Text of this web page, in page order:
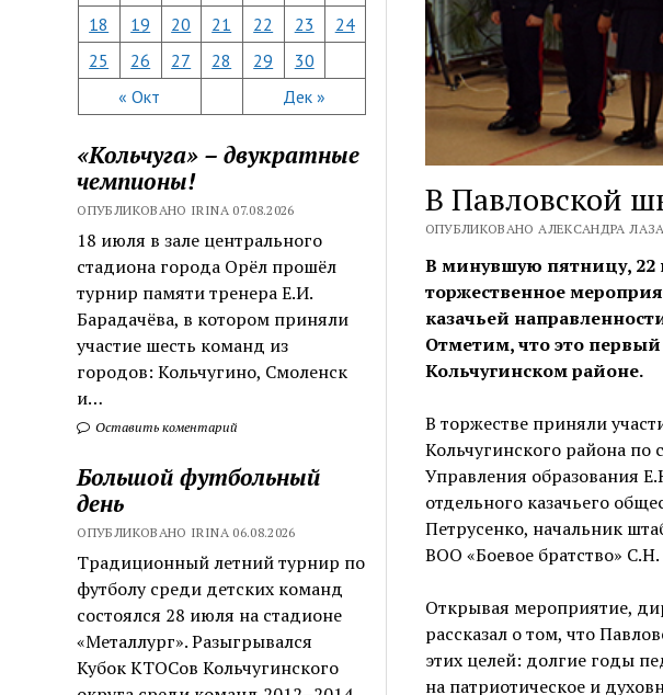
« Окт Дек »
18
19 20 21 22 23
24
25
26 27 28 29 30
«Кольчуга» – двукратные
чемпионы!
ОПУБЛИКОВАНО IRINA 07.08.2026
18 июля в зале центрального
стадиона города Орёл прошёл
турнир памяти тренера Е.И.
Барадачёва, в котором приняли
участие шесть команд из
городов: Кольчугино, Смоленск
и…
Оставить коментарий
Большой футбольный
день
ОПУБЛИКОВАНО IRINA 06.08.2026
Традиционный летний турнир по
футболу среди детских команд
состоялся 28 июля на стадионе
«Металлург». Разыгрывался
Кубок КТОСов Кольчугинского
В Павловской
ОПУБЛИКОВАНО АЛЕКСАНДРА
В минувшую пятницу, 22
торжественное
казачьей
Отметим, что это
Кольчугинском районе.
В торжестве приняли
Кольчугинского района по
Управления образования
отдельного казачьего
Петрусенко, начальник
ВОО «Боевое братство»
Открывая мероприятие,
рассказал о том, что
этих целей: долгие годы
на патриотическое и